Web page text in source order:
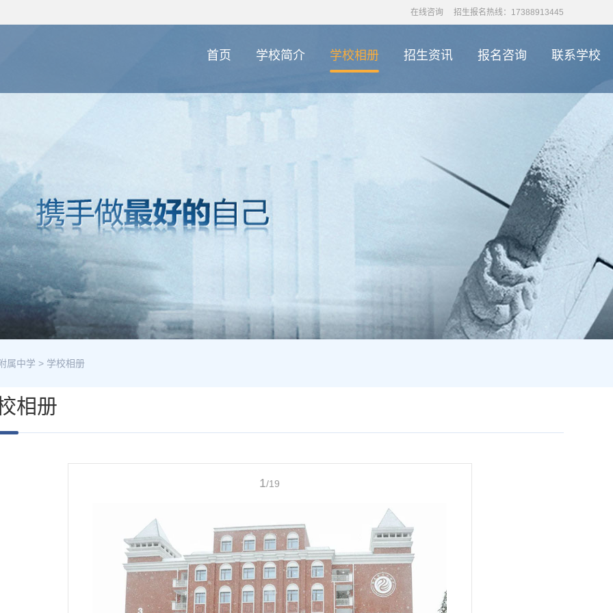
在线咨询 招生报名热线：17388913445
首页 学校简介 学校相册 招生资讯 报名咨询 联系学校
属中学 > 学校相册
相册
1/19